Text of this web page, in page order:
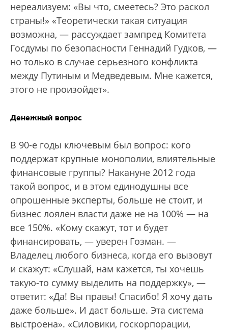
нереализуем: «Вы что, смеетесь? Это раскол
страны!» «Теоретически такая ситуация
возможна, — рассуждает зампред Комитета
Госдумы по безопасности Геннадий Гудков, —
но только в случае серьезного конфликта
между Путиным и Медведевым. Мне кажется,
этого не произойдет».
Денежный вопрос
В 90-е годы ключевым был вопрос: кого
поддержат крупные монополии, влиятельные
финансовые группы? Накануне 2012 года
такой вопрос, и в этом единодушны все
опрошенные эксперты, больше не стоит, и
бизнес лоялен власти даже не на 100% — на
все 150%. «Кому скажут, тот и будет
финансировать, — уверен Гозман. —
Владелец любого бизнеса, когда его вызовут
и скажут: «Слушай, нам кажется, ты хочешь
такую-то сумму выделить на поддержку», —
ответит: «Да! Вы правы! Спасибо! Я хочу дать
даже больше». И даст больше. Эта система
выстроена». «Силовики, госкорпорации,